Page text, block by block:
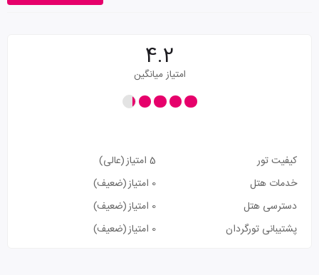
4.2
امتیاز میانگین
کیفیت تور 5 امتیاز
(عالی)
خدمات هتل
0 امتیاز
(ضعیف)
دسترسی هتل
0 امتیاز
(ضعیف)
پشتیبانی تورگردان
0 امتیاز (ضعیف)